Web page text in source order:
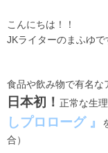
こんにちは！！
JKライターのまふゆ
食品や飲み物で有名な
日本初！ 正常な生
しプロローグ 』
合）